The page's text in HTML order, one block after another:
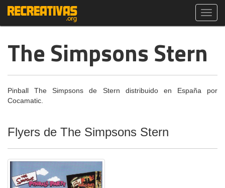
The Simpsons Stern
Pinball The Simpsons de Stern distribuido en España por
Cocamatic.
Flyers de The Simpsons Stern